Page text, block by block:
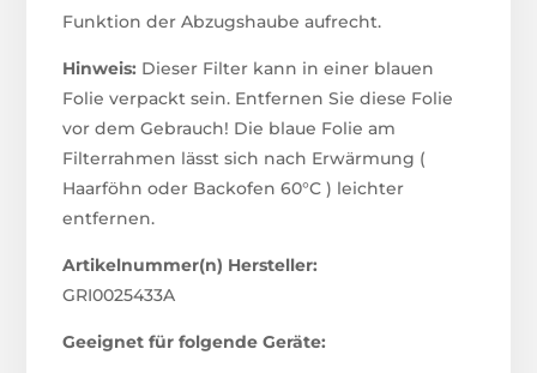
Funktion der Abzugshaube aufrecht.
Hinweis: Dieser Filter kann in einer blauen
Folie verpackt sein. Entfernen Sie diese Folie
vor dem Gebrauch! Die blaue Folie am
Filterrahmen lässt sich nach Erwärmung (
Haarföhn oder Backofen 60°C ) leichter
entfernen.
Artikelnummer(n) Hersteller:
GRI0025433A
Geeignet für folgende Geräte: